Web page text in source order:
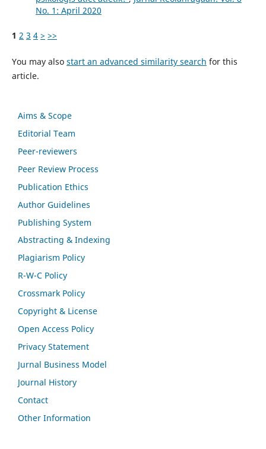
No. 1: April 2020
1 2 3 4 > >>
You may also start an advanced similarity search for this
article.
Aims & Scope
Editorial Team
Peer-reviewers
Peer Review Process
Publication Ethics
Author Guidelines
Publishing System
Abstracting & Indexing
Plagiarism Policy
R-W-C Policy
Crossmark Policy
Copyright & License
Open Access Policy
Privacy Statement
Jurnal Business Model
Journal History
Contact
Other Information